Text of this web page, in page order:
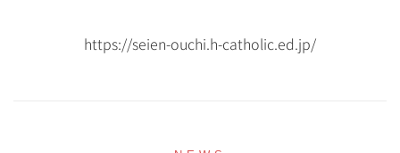
https://seien-ouchi.h-catholic.ed.jp/